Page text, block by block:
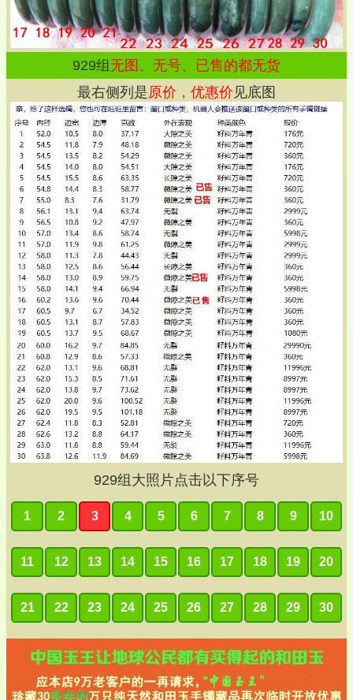
929组 无图、无号、已售的都无货
最右侧列是原价，优惠价 见底图
929组大照片点击以下序号
1 2 3 4 5 6 7 8 9 10
11 12 13 14 15 16 17 18 19 20
21 22 23 24 25 26 27 28 29 30